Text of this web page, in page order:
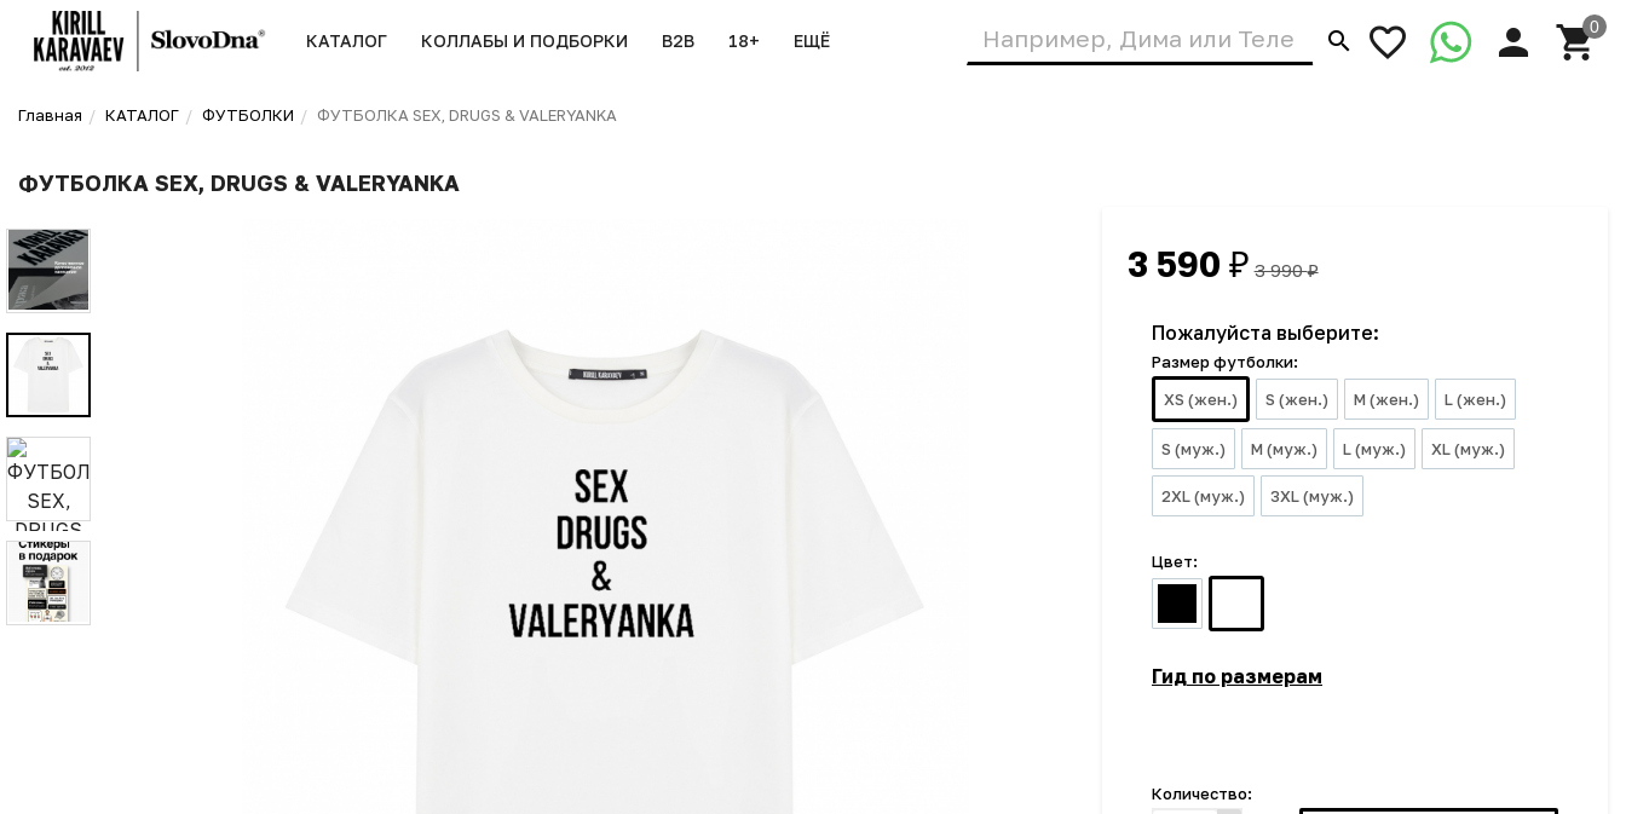
КАТАЛОГ КОЛЛАБЫ И ПОДБОРКИ B2B 18+ ЕЩЁ
Главная КАТАЛОГ ФУТБОЛКИ ФУТБОЛКА SEX, DRUGS & VALERYANKA
ФУТБОЛКА SEX, DRUGS & VALERYANKA
3 590 ₽ 3 990₽
Пожалуйста выберите:
Размер футболки:
XS (жен.)
S (жен.) M (жен.) L (жен.)
S (муж.) M (муж.) L (муж.) XL (муж.)
2XL (муж.) 3XL (муж.)
Цвет:
Гид по размерам
Количество: